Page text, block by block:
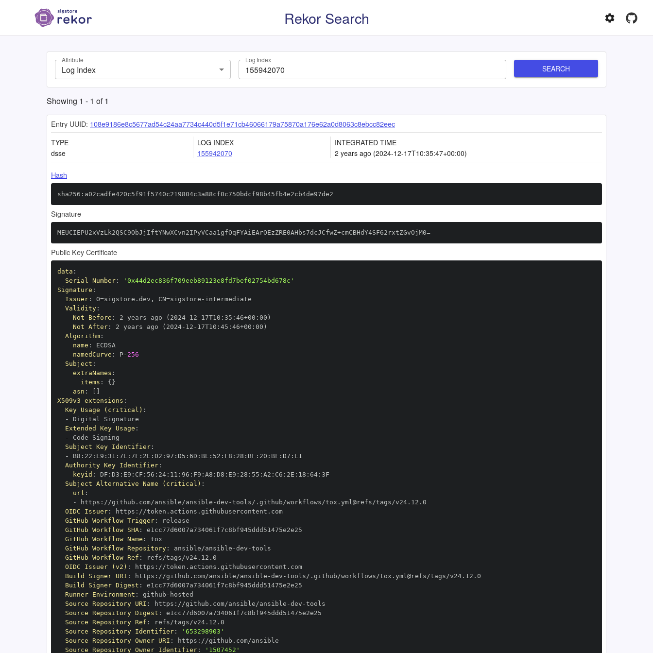
Rekor Search
Attribute
Log Index
Log Index
SEARCH
Showing 1 - 1 of1
Entry UUID: 108e9186e8c5677ad54c24aa7734c440d5f1e71cb46066179a75870a176e62a0d8063c8ebcc82eec
TYPE
dsse
LOG INDEX
155942070
INTEGRATED TIME
2 years ago (2024-12-17T10:35:47+00:00)
Hash
sha256:a02cadfe420c5f91f5740c219804c3a88cf0c750bdcf98b45fb4e2cb4de97de2
Signature
MEUCIEPU2xVzLk2QSC9ObJjIftYNwXCvn2IPyVCaa1gfOqFYAiEArOEzZRE0AHbs7dcJCfwZ+cmCBHdY4SF62rxtZGvOjM0=
Public Key Certificate
data :
Serial Number:
'0x44d2ec836f709eeb89123e8fd7bef02754bd678c'
Signature :
Issuer: O=sigstore.dev , CN=sigstore -
Validity:
Not Before : 2 years ago (2024- 12 - 17T10 : 35 : 46+00 :
Not After: 2 years ago (2024- 12 - 17T10 : 45 : 46+00 :
Algorithm:
name :
namedCurve : P- 256
Subject :
extraNames :
items : { }
asn :
X509v3 extensions :
Key Usage (critical) :
-
Extended Key Usage :
-
Subject Key Identifier:
-
B8 : 22 : E9 : 31 : 7E : 7F : 2E : 02 : 97 : D5 : 6D : BE : 52 : F8 : 28 : BF : 20 : BF : D7 :
Authority Key Identifier:
keyid : DF : D3 : E9 : CF : 56 : 24: 11 : 96 : F9 : A8 : D8 : E9 : 28 : 55 : A2 : C6 : 2E : 18 : 64:
Subject Alternative Name (critical) :
url :
-
https : //github.com/ansible/ansible -dev -
OIDC Issuer: https :
//token.actions.githubusercontent.com
GitHub Workflow Trigger:
GitHub Workflow SHA:
GitHub Workflow Name :
GitHub Workflow Repository: ansible/ansible -dev -
GitHub Workflow Ref :
OIDC Issuer (v2) : https :
//token.actions.githubusercontent.com
Build Signer URI : https : //github.com/ansible/ansible -dev -
Build Signer Digest :
Runner Environment : github -
Source Repository URI : https : //github.com/ansible/ansible -dev -
Source Repository Digest :
Source Repository Ref :
Source Repository Identifier:
'653298903'
Source Repository Owner URI : https :
Source Repository Owner Identifier: '1507452'